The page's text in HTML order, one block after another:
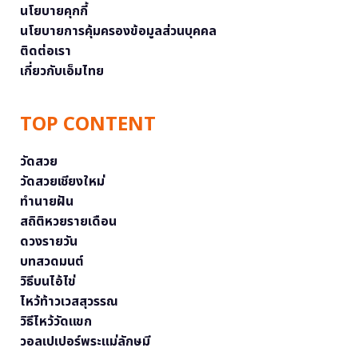
นโยบายคุกกี้
นโยบายการคุ้มครองข้อมูลส่วนบุคคล
ติดต่อเรา
เกี่ยวกับเอ็มไทย
TOP CONTENT
วัดสวย
วัดสวยเชียงใหม่
ทำนายฝัน
สถิติหวยรายเดือน
ดวงรายวัน
บทสวดมนต์
วิธีบนไอ้ไข่
ไหว้ท้าวเวสสุวรรณ
วิธีไหว้วัดแขก
วอลเปเปอร์พระแม่ลักษมี